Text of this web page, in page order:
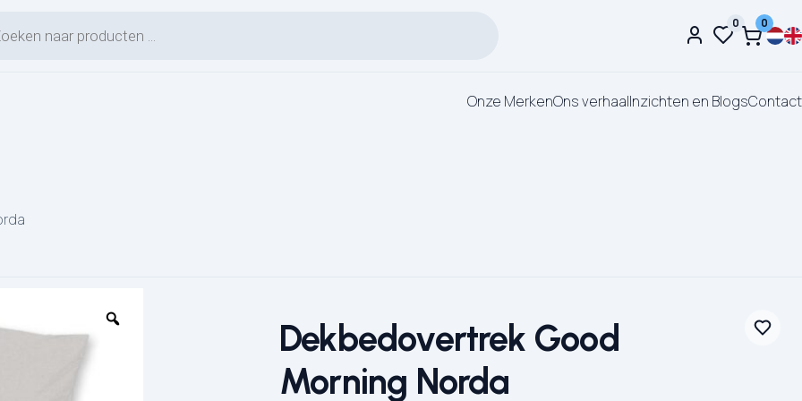
0 0
Onze MerkenOns verhaalInzichten en BlogsContact
Dekbedovertrek Good
Morning Norda